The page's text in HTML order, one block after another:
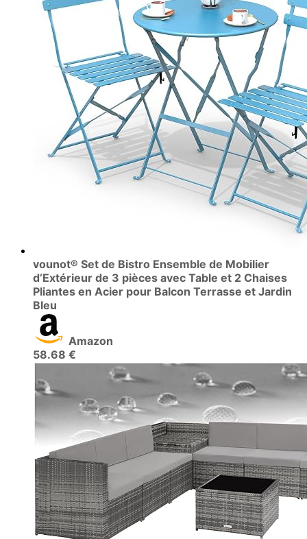
vounot® Set de Bistro Ensemble de Mobilier
d’Extérieur de 3 pièces avec Table et 2 Chaises
Pliantes en Acier pour Balcon Terrasse et Jardin
Bleu
Amazon
58.68 €